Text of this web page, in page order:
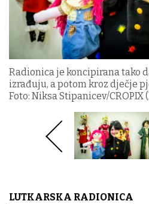
Radionica je koncipirana tako
izrađuju, a potom kroz dječje
Foto: Niksa Stipanicev/CROPIX
LUTKARSKA RADIONICA